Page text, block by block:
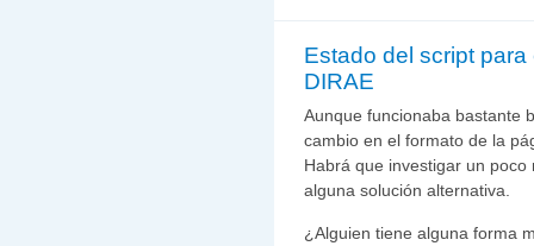
Estado del script para
DIRAE
Aunque funcionaba bastante
cambio en el formato de la
Habrá que investigar un
alguna solución alternativa.
¿Alguien tiene alguna forma